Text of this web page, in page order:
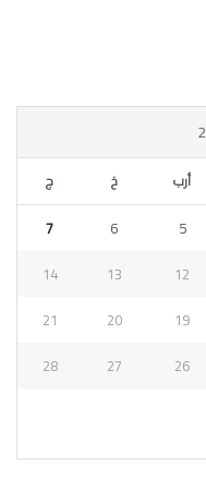
أرب خ ج
5
6
7
12
13
14
19
20
21
26
27
28